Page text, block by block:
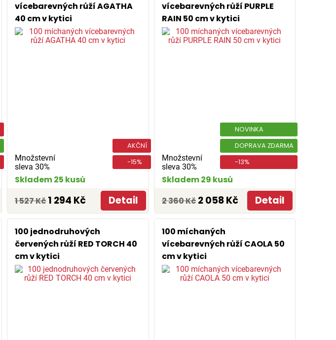
vícebarevných růží AGATHA
40 cm v kytici
Množstevní
sleva 30%
AKČNÍ
-15%
Skladem 25 kusů
1 527 Kč 1 294 Kč Detail
vícebarevných růží PURPLE
RAIN 50 cm v kytici
Množstevní
sleva 30%
NOVINKA
DOPRAVA ZDARMA
-13%
Skladem 29 kusů
2 360 Kč 2 058 Kč Detail
100 jednodruhových
červených růží RED TORCH 40
cm v kytici
100 míchaných
vícebarevných růží CAOLA 50
cm v kytici